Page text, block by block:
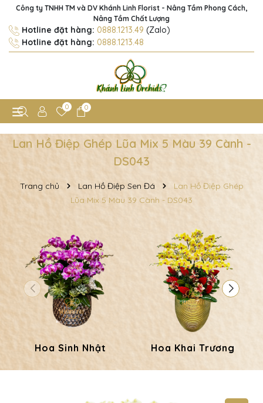
Công ty TNHH TM và DV Khánh Linh Florist - Nâng Tầm Phong Cách,
Nâng Tầm Chất Lượng
Hotline đặt hàng: 0888.1213.49 (Zalo)
Hotline đặt hàng: 0888.1213.48
0 0
Lan Hồ Điệp Ghép Lũa Mix 5 Màu 39 Cành -
DS043
Trang chủ Lan Hồ Điệp Sen Đá
Lan Hồ Điệp Ghép
Lũa Mix 5 Màu 39 Cành - DS043
Hoa Sinh Nhật Hoa Khai Trương